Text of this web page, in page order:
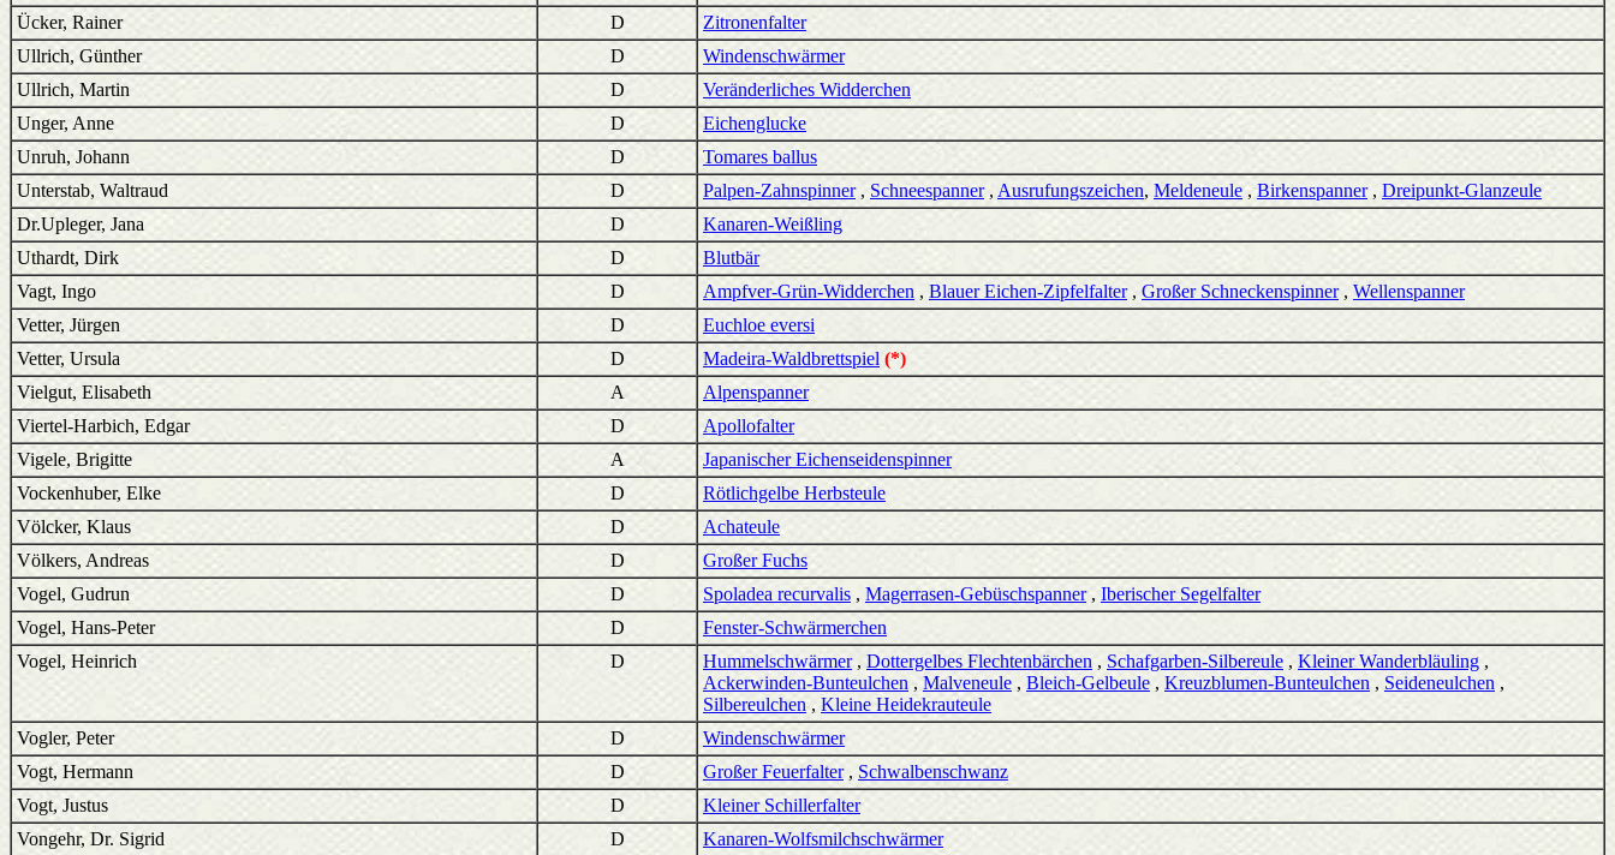
Ücker, Rainer
D
Zitronenfalter
Ullrich, Günther
D
Windenschwärmer
Ullrich, Martin
D
Veränderliches Widderchen
Unger, Anne
D
Eichenglucke
Unruh, Johann
D
Tomares ballus
Unterstab, Waltraud
D Palpen-Zahnspinner, Schneespanner, Ausrufungszeichen, Meldeneule ,Birkenspanner, Dreipunkt-Glanzeule
Dr.Upleger, Jana
D
Kanaren-Weißling
Uthardt, Dirk
D
Blutbär
Vagt, Ingo
D Ampfver-Grün-Widderchen , Blauer Eichen-Zipfelfalter, Großer Schneckenspinner, Wellenspanner
Vetter, Jürgen
D
Euchloe eversi
Vetter, Ursula
D Madeira-Waldbrettspiel (*)
Vielgut, Elisabeth
A
Alpenspanner
Viertel-Harbich, Edgar
D
Apollofalter
Vigele, Brigitte
A
Japanischer Eichenseidenspinner
Vockenhuber, Elke
D
Rötlichgelbe Herbsteule
Völcker, Klaus
D
Achateule
Völkers, Andreas
D
Großer Fuchs
Vogel, Gudrun
D Spoladea recurvalis , Magerrasen-Gebüschspanner, Iberischer Segelfalter
Vogel, Hans-Peter
D
Fenster-Schwärmerchen
Vogel, Heinrich
D Hummelschwärmer, Dottergelbes Flechtenbärchen , Schafgarben-Silbereule , Kleiner Wanderbläuling ,
Ackerwinden-Bunteulchen , Malveneule , Bleich-Gelbeule , Kreuzblumen-Bunteulchen , Seideneulchen ,
Silbereulchen, Kleine Heidekrauteule
Vogler, Peter
D
Windenschwärmer
Vogt, Hermann
D Großer Feuerfalter, Schwalbenschwanz
Vogt, Justus
D
Kleiner Schillerfalter
Vongehr, Dr. Sigrid
D Kanaren-Wolfsmilchschwärmer